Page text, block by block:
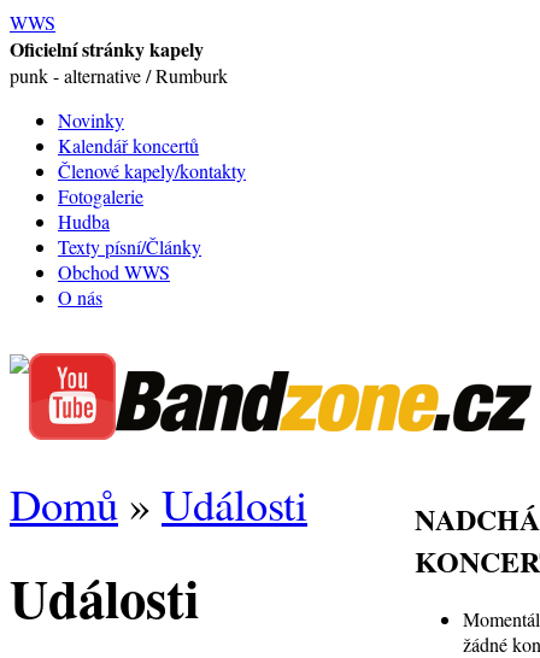
WWS
Oficielní stránky kapely
punk - alternative / Rumburk
Novinky
Kalendář koncertů
Členové kapely/kontakty
Fotogalerie
Hudba
Texty písní/Články
Obchod WWS
O nás
Domů » Události
Události
žádné